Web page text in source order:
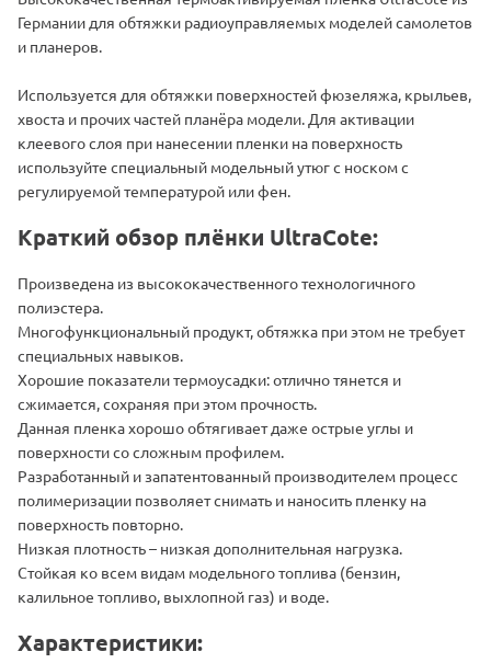
Германии для обтяжки радиоуправляемых моделей самолетов
и планеров.
Используется для обтяжки поверхностей фюзеляжа, крыльев,
хвоста и прочих частей планёра модели. Для активации
клеевого слоя при нанесении пленки на поверхность
используйте специальный модельный утюг с носком с
регулируемой температурой или фен.
Краткий обзор плёнки UltraCote:
Произведена из высококачественного технологичного
полиэстера.
Многофункциональный продукт, обтяжка при этом не требует
специальных навыков.
Хорошие показатели термоусадки: отлично тянется и
сжимается, сохраняя при этом прочность.
Данная пленка хорошо обтягивает даже острые углы и
поверхности со сложным профилем.
Разработанный и запатентованный производителем процесс
полимеризации позволяет снимать и наносить пленку на
поверхность повторно.
Низкая плотность – низкая дополнительная нагрузка.
Стойкая ко всем видам модельного топлива (бензин,
калильное топливо, выхлопной газ) и воде.
Характеристики: